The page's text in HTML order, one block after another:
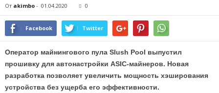
От akimbo - 01.04.2020 0
Facebook Twitter
Оператор майнингового пула Slush Pool выпустил
прошивку для автонастройки ASIC-майнеров. Новая
разработка позволяет увеличить мощность хэширования
устройства без ущерба его эффективности.